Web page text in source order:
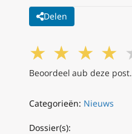
Delen
★ ★ ★ ★
Beoordeel aub deze post.
Categorieën: Nieuws
Dossier(s):